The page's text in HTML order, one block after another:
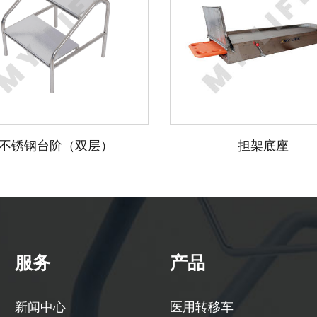
阶（双层） 担架底座
服务
新闻中心
产品
医用转移车